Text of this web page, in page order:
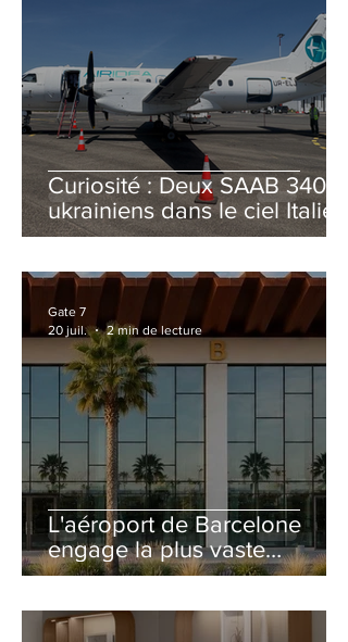
Curiosité : Deux SAAB 340B
ukrainiens dans le ciel Italien
cet été
L'aéroport de Barcelone
engage la plus vaste
rénovation de son Terminal
Gate 7
20 juil.
2 min de lecture